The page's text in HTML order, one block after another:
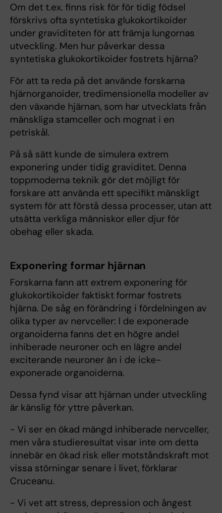
Om det t.ex. finns risk för för tidig födsel
förskrivs ofta syntetiska glukokortikoider
under graviditeten för att främja lungornas
utveckling. Men hur påverkar dessa
syntetiska glukokortikoider fostrets hjärna?
För att ta reda på det använde forskarna
hjärnorganoider, tredimensionella modeller av
den växande hjärnan, som har utvecklats från
mänskliga stamceller och mognat i en
petriskål.
På så sätt kunde de simulera extrem
exponering under tidig graviditet. Denna
toppmoderna teknik gör det möjligt för
forskare att använda ett specifikt mänskligt
system för att förstå dessa processer, utan att
utsätta verkliga människor eller djur för
obehag eller skada.
Exponering formar hjärnan
Forskarna fann att extrem exponering för
glukokortikoider faktiskt formar fostrets
hjärna. De såg en förändring i fördelningen av
olika typer av nervceller: I de exponerade
organoiderna fanns det en högre andel
inhiberade neuroner och en lägre andel
exciterande neuroner än i de icke-
exponerade organoiderna.
Dessa fynd visar att hjärnan under utveckling
är känslig för yttre påverkan.
- Vi ser en ökad mängd inhiberade nervceller,
men våra studieresultat visar inte om detta
innebär en ökad risk eller motståndskraft mot
vissa störningar senare i livet, förklarar
Cruceanu.
- Vi vet att stress, depression och ångest